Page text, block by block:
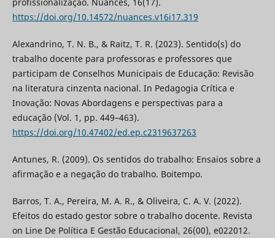
https://doi.org/10.14572/nuances.v16i17.319
Alexandrino, T. N. B., & Raitz, T. R. (2023). Sentido(s) do
trabalho docente para professoras e professores que
participam de Conselhos Municipais de Educação: Revisão
na literatura cinzenta nacional. In Pedagogia Crítica e
Inovação: Novas Abordagens e perspectivas para a
educação (Vol. 1, pp. 449–463).
https://doi.org/10.47402/ed.ep.c2319637263
Antunes, R. (2009). Os sentidos do trabalho: Ensaios sobre a
afirmação e a negação do trabalho. Boitempo.
Barros, T. A., Pereira, M. A. R., & Oliveira, C. A. V. (2022).
Efeitos do estado gestor sobre o trabalho docente. Revista
on Line De Política E Gestão Educacional, 26(00), e022012.